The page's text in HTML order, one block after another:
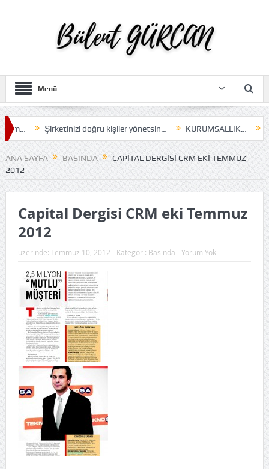
Menü
Şirketinizi doğru kişiler yönetsin… KURUMSALLIK…
ANA SAYFA BASINDA
CAPITAL DERGISI CRM EKI TEMMUZ
2012
Capital Dergisi CRM eki Temmuz
2012
üzerinde: Temmuz 10, 2012 Kategori: Basında Yorum Yok